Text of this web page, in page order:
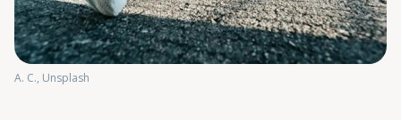
A. C., Unsplash